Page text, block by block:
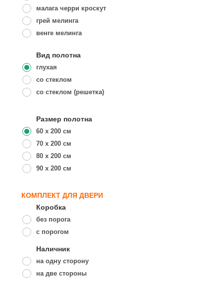
малага черри кроскут
грей мелинга
венге мелинга
Вид полотна
глухая
со стеклом
со стеклом (решетка)
Размер полотна
60 x 200 см
70 x 200 см
80 x 200 см
90 x 200 см
КОМПЛЕКТ ДЛЯ ДВЕРИ
Коробка
без порога
с порогом
Наличник
на одну сторону
на две стороны